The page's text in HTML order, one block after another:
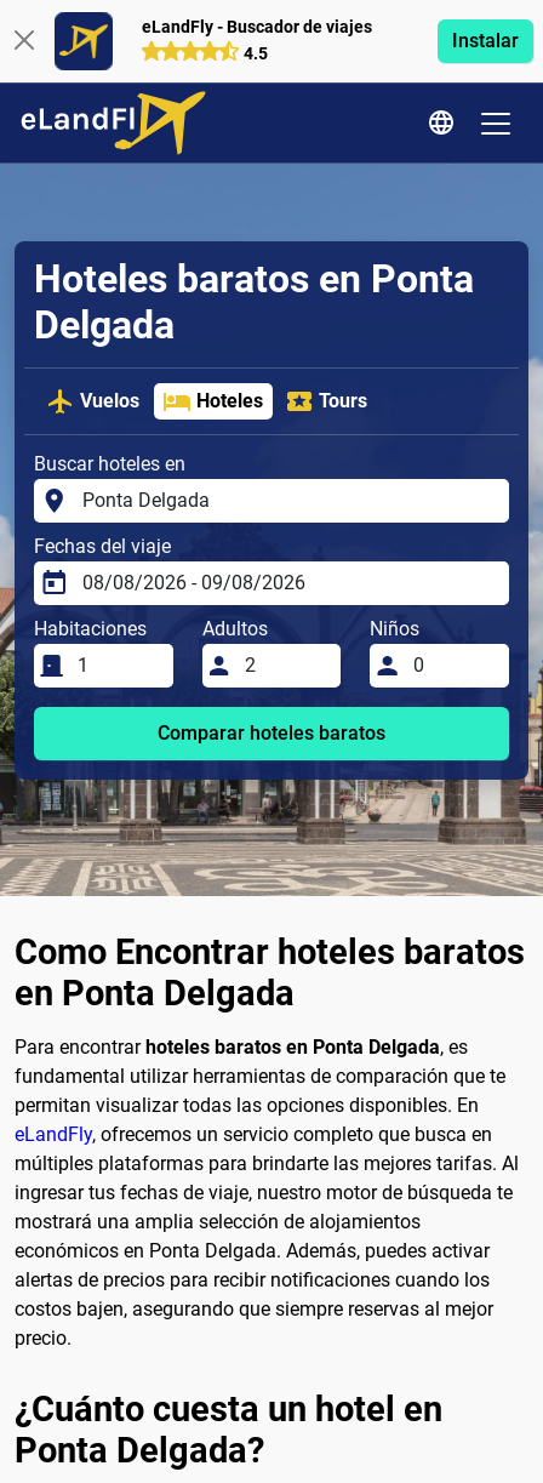
eLandFly - Buscador de viajes
4.5
Instalar
Hoteles baratos en Ponta
Delgada
Vuelos Hoteles Tours
Buscar hoteles en
Fechas del viaje
Habitaciones Adultos Niños
Comparar hoteles baratos
Como Encontrar hoteles baratos
en Ponta Delgada
Para encontrar hoteles baratos en Ponta Delgada, es
fundamental utilizar herramientas de comparación que te
permitan visualizar todas las opciones disponibles. En
eLandFly, ofrecemos un servicio completo que busca en
múltiples plataformas para brindarte las mejores tarifas. Al
ingresar tus fechas de viaje, nuestro motor de búsqueda te
mostrará una amplia selección de alojamientos
económicos en Ponta Delgada. Además, puedes activar
alertas de precios para recibir notificaciones cuando los
costos bajen, asegurando que siempre reservas al mejor
precio.
¿Cuánto cuesta un hotel en
Ponta Delgada?